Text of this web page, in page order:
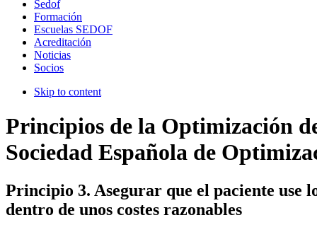
Sedof
Formación
Escuelas SEDOF
Acreditación
Noticias
Socios
Skip to content
Principios de la Optimización
Sociedad Española de
Principio 3. Asegurar que el paciente use
dentro de unos costes razonables